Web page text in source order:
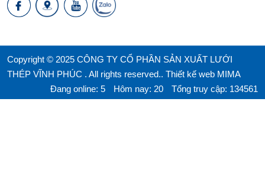
Copyright © 2025 CÔNG TY CỔ PHẦN SẢN XUẤT LƯỚI
THÉP VĨNH PHÚC . All rights reserved.. Thiết kế web MIMA
Đang online: 5
Hôm nay: 20 Tổng truy cập: 134561